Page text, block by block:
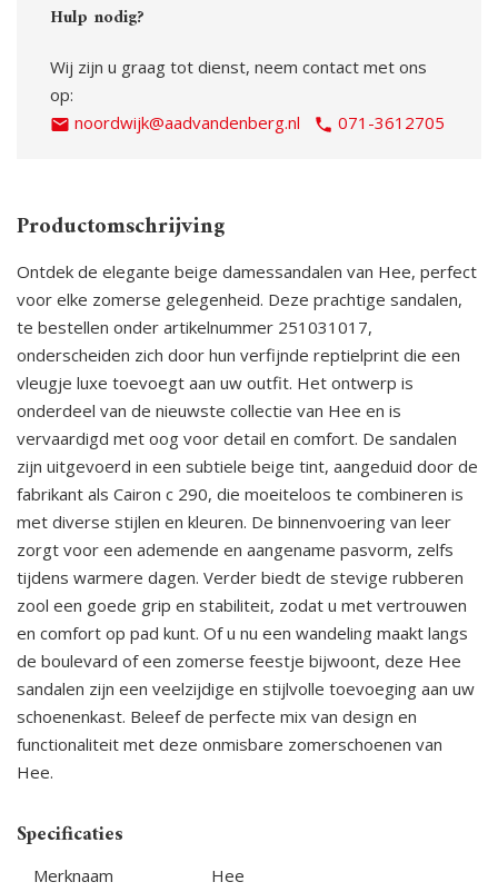
Hulp nodig?
Wij zijn u graag tot dienst, neem contact met ons
op:
noordwijk@aadvandenberg.nl
071-3612705
Productomschrijving
Ontdek de elegante beige damessandalen van Hee, perfect
voor elke zomerse gelegenheid. Deze prachtige sandalen,
te bestellen onder artikelnummer 251031017,
onderscheiden zich door hun verfijnde reptielprint die een
vleugje luxe toevoegt aan uw outfit. Het ontwerp is
onderdeel van de nieuwste collectie van Hee en is
vervaardigd met oog voor detail en comfort. De sandalen
zijn uitgevoerd in een subtiele beige tint, aangeduid door de
fabrikant als Cairon c 290, die moeiteloos te combineren is
met diverse stijlen en kleuren. De binnenvoering van leer
zorgt voor een ademende en aangename pasvorm, zelfs
tijdens warmere dagen. Verder biedt de stevige rubberen
zool een goede grip en stabiliteit, zodat u met vertrouwen
en comfort op pad kunt. Of u nu een wandeling maakt langs
de boulevard of een zomerse feestje bijwoont, deze Hee
sandalen zijn een veelzijdige en stijlvolle toevoeging aan uw
schoenenkast. Beleef de perfecte mix van design en
functionaliteit met deze onmisbare zomerschoenen van
Hee.
Specificaties
Merknaam
Hee